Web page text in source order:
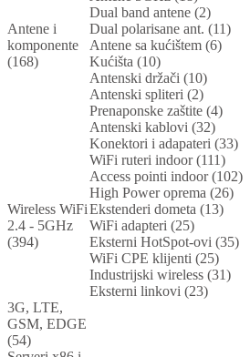
Antene i
komponente
(168)
Dual band antene (2)
Dual polarisane ant. (11)
Antene sa kućištem (6)
Kućišta (10)
Antenski držači (10)
Antenski spliteri (2)
Prenaponske zaštite (4)
Antenski kablovi (32)
Konektori i adapateri (33)
Wireless WiFi
2.4 - 5GHz
(394)
WiFi ruteri indoor (111)
Access pointi indoor (102)
High Power oprema (26)
Ekstenderi dometa (13)
WiFi adapteri (25)
Eksterni HotSpot-ovi (35)
WiFi CPE klijenti (25)
Industrijski wireless (31)
Eksterni linkovi (23)
3G, LTE,
GSM, EDGE
(54)